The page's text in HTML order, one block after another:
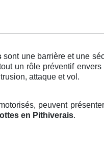
sont une barrière et une
un rôle préventif
attaque et vol.
peuvent
en Pithiverais.